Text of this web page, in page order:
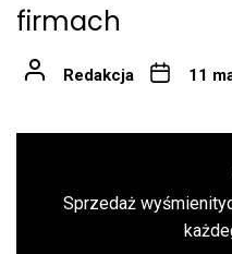
firmach
Redakcja 11
wpisuSprzedaż